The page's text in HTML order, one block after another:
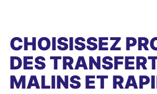
CHOISISSEZ
DES
MALINS ET